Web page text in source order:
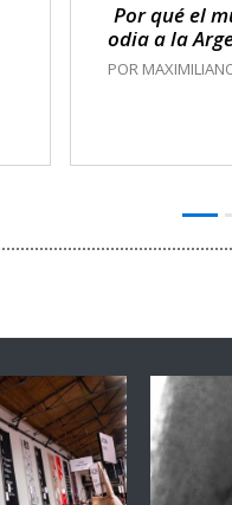
Por qué el
odia a la
POR